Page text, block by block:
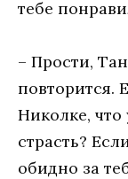
тебе
– Прости,
повторится.
Николке, что
страсть?
обидно за